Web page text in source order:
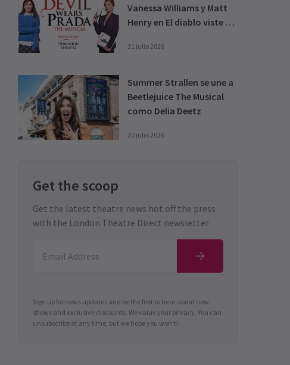
Vanessa Williams y Matt
Henry en El diablo viste de
31 julio 2026
Summer Strallen se une a
Beetlejuice The Musical
como Delia Deetz
20 julio 2026
Get the scoop
Get the latest theatre news hot off the press
with the London Theatre Direct newsletter
Sign up for news updates and be the first to hear about new
shows and exclusive discounts. We value your privacy. You can
unsubscribe at any time, but we hope you won't!